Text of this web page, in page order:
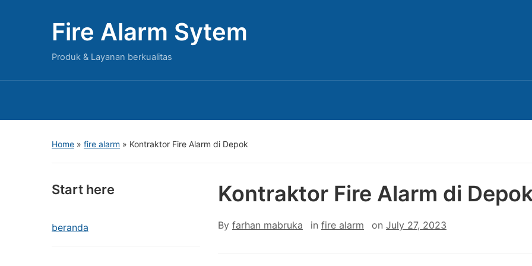
Fire Alarm Sytem
Produk & Layanan berkualitas
Home » fire alarm » Kontraktor Fire Alarm di Depok
Start here
beranda
Kontraktor Fire Alarm di
By farhan mabruka in fire alarm on July 27, 2023